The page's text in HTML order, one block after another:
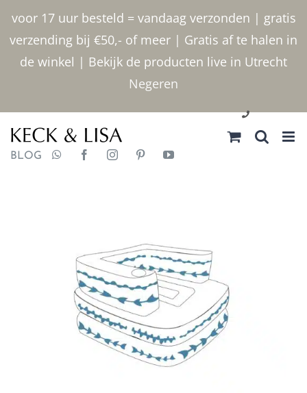
voor 17 uur besteld = vandaag verzonden | gratis
verzending bij €50,- of meer | Gratis af te halen in
de winkel | Bekijk de producten live in Utrecht
Negeren
inhoud
030 2400000
BLOG